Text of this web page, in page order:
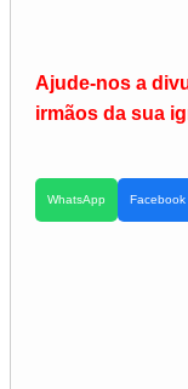
Ajude-nos a
irmãos da sua
WhatsApp Facebook